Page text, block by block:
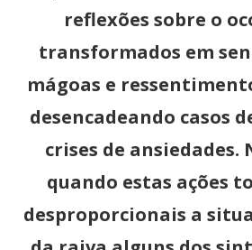
reflexões sobre o
transformados em
mágoas e
desencadeando casos
crises de ansiedades.
quando estas ações
desproporcionais a